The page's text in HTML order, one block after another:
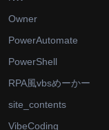
Owner
PowerAutomate
PowerShell
RPA風vbsめーかー
site_contents
VibeCoding